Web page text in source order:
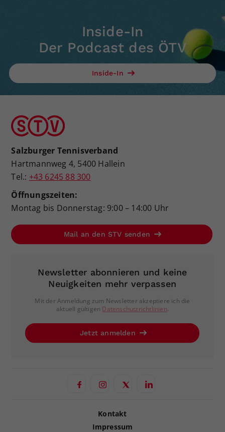
Inside-In
Der Podcast des ÖTV
Inside-In
Salzburger Tennisverband
Hartmannweg 4, 5400 Hallein
Tel.: +43 6245 88 300
Öffnungszeiten:
Montag bis Donnerstag: 9:00 – 14:00 Uhr
Mail an den STV senden
Newsletter abonnieren und keine
Neuigkeiten mehr verpassen
Mit der Anmeldung zum Newsletter akzeptiere ich die
aktuell gültigen Datenschutzrichtlinien.
Jetzt anmelden
Kontakt
Impressum